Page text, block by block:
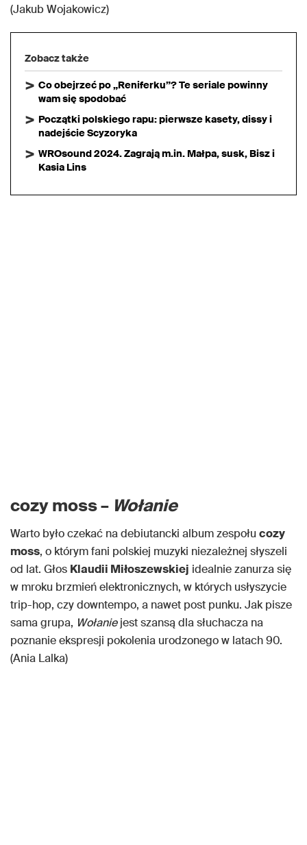
(Jakub Wojakowicz)
Zobacz także
Co obejrzeć po „Reniferku”? Te seriale powinny
wam się spodobać
Początki polskiego rapu: pierwsze kasety, dissy i
nadejście Scyzoryka
WROsound 2024. Zagrają m.in. Małpa, susk, Bisz i
Kasia Lins
cozy moss – Wołanie
Warto było czekać na debiutancki album zespołu cozy
moss, o którym fani polskiej muzyki niezależnej słyszeli
od lat. Głos Klaudii Miłoszewskiej idealnie zanurza się
w mroku brzmień elektronicznych, w których usłyszycie
trip-hop, czy downtempo, a nawet post punku. Jak pisze
sama grupa, Wołaniejest szansą dla słuchacza na
poznanie ekspresji pokolenia urodzonego w latach 90.
(Ania Lalka)